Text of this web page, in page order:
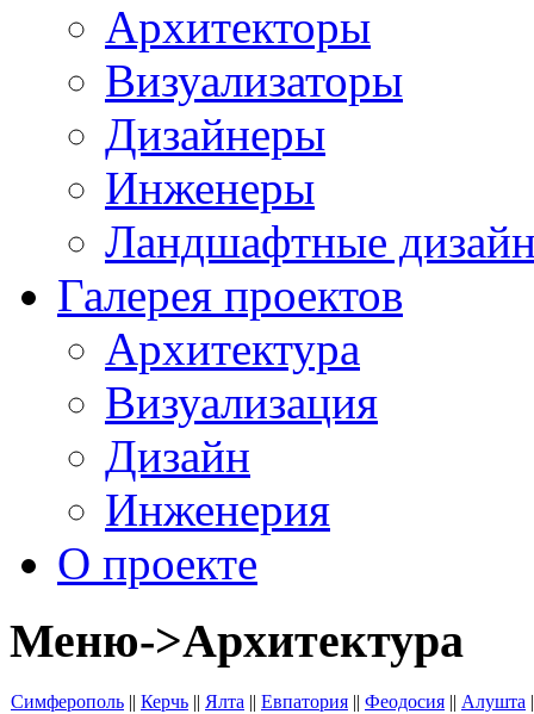
Архитекторы
Визуализаторы
Дизайнеры
Инженеры
Ландшафтные
Галерея проектов
Архитектура
Визуализация
Дизайн
Инженерия
О проекте
Меню->Архитектура
Симферополь || Керчь || Ялта || Евпатория || Феодосия || Алушта